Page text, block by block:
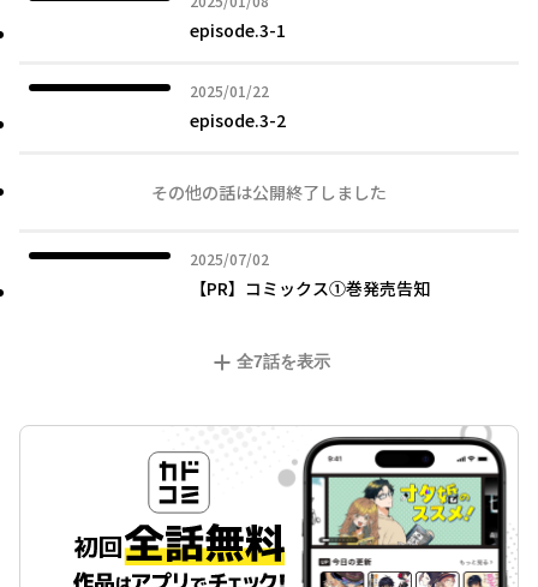
episode.3-1
2025/01/22
2025年01月22日
episode.3-2
その他の話は公開終了しました
2025/07/02
2025年07月02日
【PR】コミックス①巻発売告知
全7話を表示